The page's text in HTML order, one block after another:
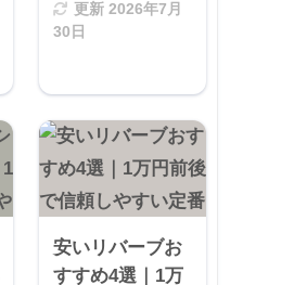
更新 2026年7月
30日
安いリバーブお
すすめ4選｜1万